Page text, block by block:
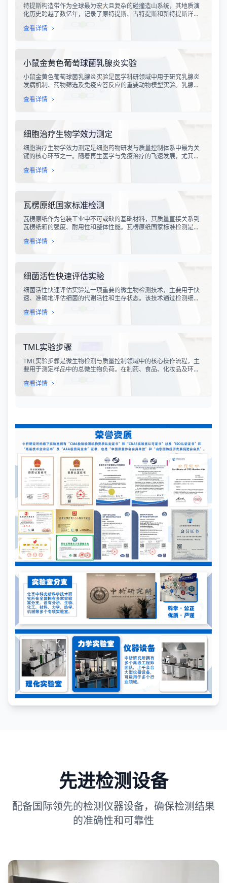
特提斯构造带作为全球最为宏大且复杂的碰撞造山系统，其地质演
化历史跨越了数亿年，记录了原特提斯、古特提斯和新特提斯洋的
板块俯冲、碰撞造山机制以及成矿作用规律的关键手段。特提斯构
查看详情
小鼠金黄色葡萄球菌乳腺炎实验
小鼠金黄色葡萄球菌乳腺炎实验是医学科研领域中用于研究乳腺炎
发病机制、药物筛选及免疫应答反应的重要动物模型实验。乳腺炎
和畜牧业经济均构成显著影响。金黄色葡萄球菌作为引发乳腺炎的
查看详情
细胞治疗生物学效力测定
细胞治疗生物学效力测定是细胞药物研发与质量控制体系中最为关
键的核心环节之一。随着再生医学与免疫治疗的飞速发展，尤其是
确地评估这些“活细胞药物”的临床治疗潜力，成为了监管部门与制药
查看详情
瓦楞原纸国家标准检测
瓦楞原纸作为包装工业中不可或缺的基础材料，其质量直接关系到
瓦楞纸箱的强度、耐用性和整体性能。瓦楞原纸国家标准检测是依
对瓦楞原纸的各项物理性能指标进行系统化测试和评价的过程。该
查看详情
细菌活性快速评估实验
细菌活性快速评估实验是一项重要的微生物检测技术，主要用于快
速、准确地评估细菌的代谢活性和生存状态。该技术通过检测细菌
细菌活性的定量数据，为环境监测、食品安全、医药研发和工业生
查看详情
TML实验步骤
TML实验步骤是微生物检测与质量控制领域中的核心操作流程，主
要用于测定样品中的总微生物负荷。在制药、食品、化妆品及环境
量、安全性以及生产过程控制水平的关键指标。通过对样品中需氧
查看详情
先进检测设备
配备国际领先的检测仪器设备，确保检测结果
的准确性和可靠性